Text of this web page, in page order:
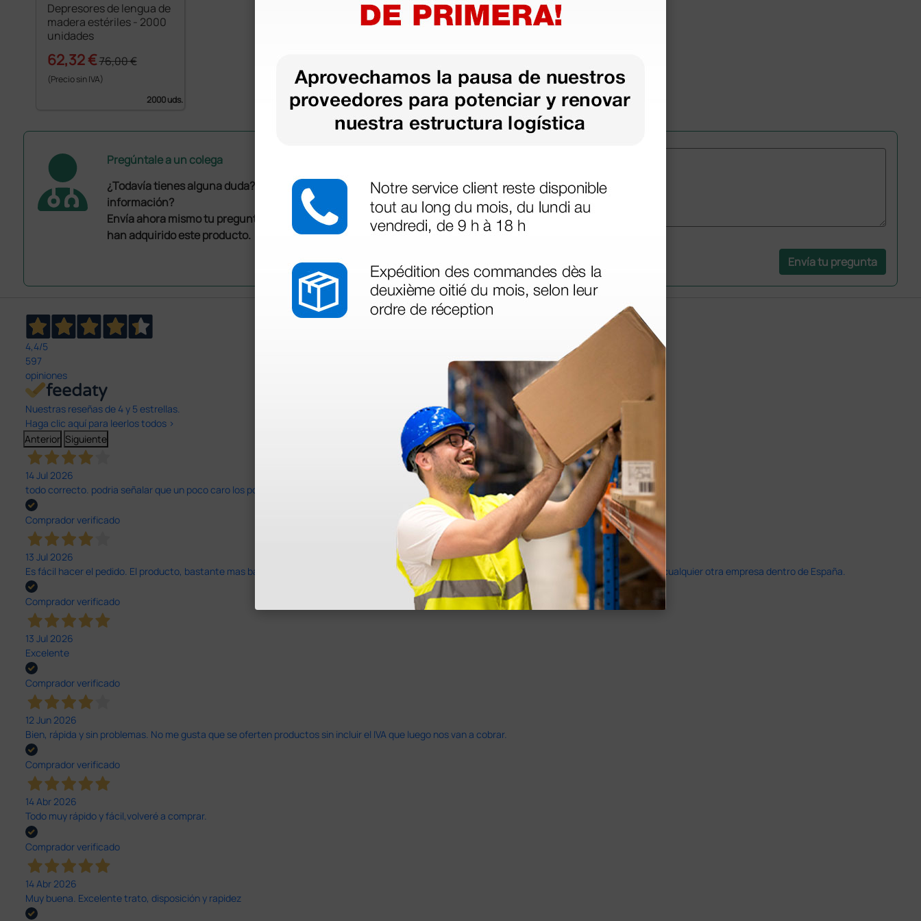
Depresores de lengua de
madera estériles - 2000
unidades
62,32 €76,00 €
(Precio sin IVA)
2000 uds.
Pregúntale a un colega
¿Todavía tienes alguna duda? ¿Necesitas más
información?
Envía ahora mismo tu pregunta a los colegas que ya
han adquirido este producto.
Envía tu pregunta
4,4/5
597
opiniones
Nuestras reseñas de 4 y 5 estrellas.
Haga clic aquí para leerlos todos >
Anterior Siguiente
14 Jul 2026
todo correcto. podria señalar que un poco caro los portes y el plazo de entrega se alarga.
Comprador verificado
13 Jul 2026
Es fácil hacer el pedido. El producto, bastante mas barato que en otras plataformas de material médico. Pero el envío cuesta más del doble que en cualquier otra empresa dentro de España.
Comprador verificado
13 Jul 2026
Excelente
Comprador verificado
12 Jun 2026
Bien, rápida y sin problemas. No me gusta que se oferten productos sin incluir el IVA que luego nos van a cobrar.
Comprador verificado
14 Abr 2026
Todo muy rápido y fácil,volveré a comprar.
Comprador verificado
14 Abr 2026
Muy buena. Excelente trato, disposición y rapidez